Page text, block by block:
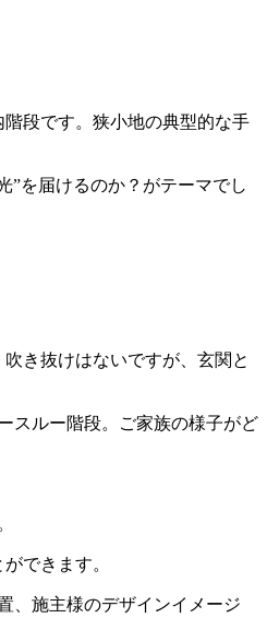
階段です。狭小地の典型的な手
”を届けるのか？がテーマでし
吹き抜けはないですが、玄関と
スルー階段。ご家族の様子がど
できます。
、施主様のデザインイメージ